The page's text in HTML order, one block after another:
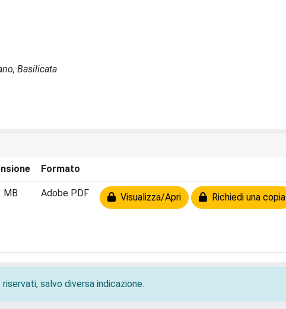
Basilicata
Formato
MB Adobe PDF Visualizza/Apri Richiedi una copia
salvo diversa indicazione.